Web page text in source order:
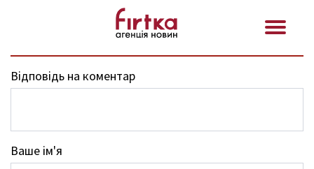
Відповідь на коментар
Ваше ім'я